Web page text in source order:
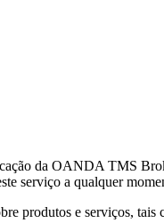
da OANDA TMS
serviço a qualquer
e serviços, tais